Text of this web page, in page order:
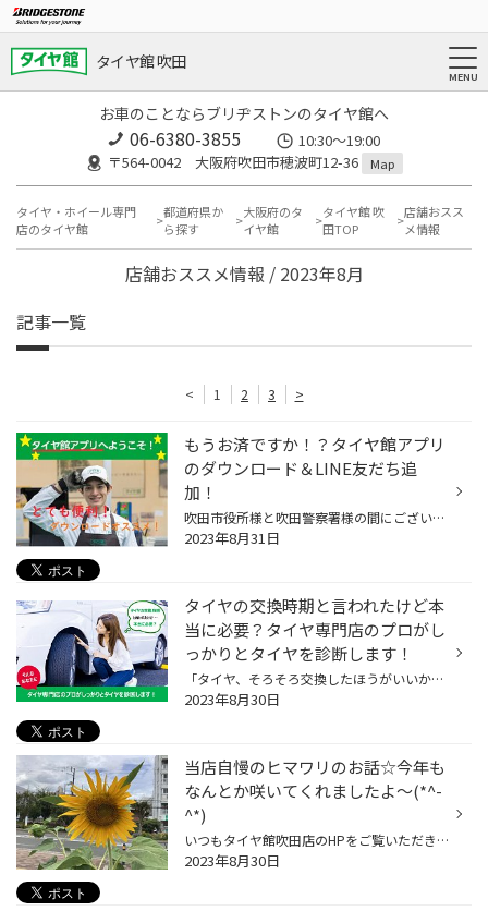
タイヤ館 吹田
お車のことならブリヂストンのタイヤ館へ
06-6380-3855
10:30～19:00
〒564-0042 大阪府吹田市穂波町12-36
Map
タイヤ・ホイール専門
店のタイヤ館
都道府県か
ら探す
大阪府のタ
イヤ館
タイヤ館 吹
田TOP
店舗おスス
メ情報
店舗おススメ情報 / 2023年8月
記事一覧
< 1 2 3 >
もうお済ですか！？タイヤ館アプリ
のダウンロード＆LINE友だち追
加！
吹田市役所様と吹田警察署様の間にございますタイヤ館吹田のホームページをご覧頂き有難うございます(*^^*) ここ最近デジタル関係で驚いたのがお買い物した際のQUICPayという支払い方法。(当店ではお取り扱いございません）！Apple Watchのボタンをピッと押してリーダーにかざすだけで支払い完了！...
2023年8月31日
タイヤの交換時期と言われたけど本
当に必要？タイヤ専門店のプロがし
っかりとタイヤを診断します！
「タイヤ、そろそろ交換したほうがいいかもしれないですね」 カーディーラーや、ガソリンスタンドなどで、 タイヤの交換をすすめられることありませんか？ 自分で見ても、よく分からないけど、 そう言われてしまうと急に心配になってしまいますよね。 タイヤ館には、カーディーラーや、ガソリンスタ...
2023年8月30日
当店自慢のヒマワリのお話☆今年も
なんとか咲いてくれましたよ～(*^-
^*)
いつもタイヤ館吹田店のHPをご覧いただきありがとうございます！ タイヤ館吹田店の自慢のひまわり達ですが… 先日の台風で影響で大きく育っていた子達が強風で倒れてしまい枯れてしまいました(T ^ T) なんとか添え木をしたりして起こしてみましたが…枯れてしまって残念でなりません(>_<) ですが、残...
2023年8月30日